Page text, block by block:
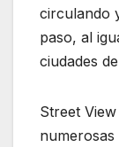
circulando
paso, al
ciudades
Street